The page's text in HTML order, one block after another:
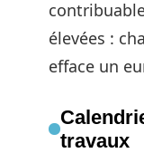
élevées :
efface un
travaux